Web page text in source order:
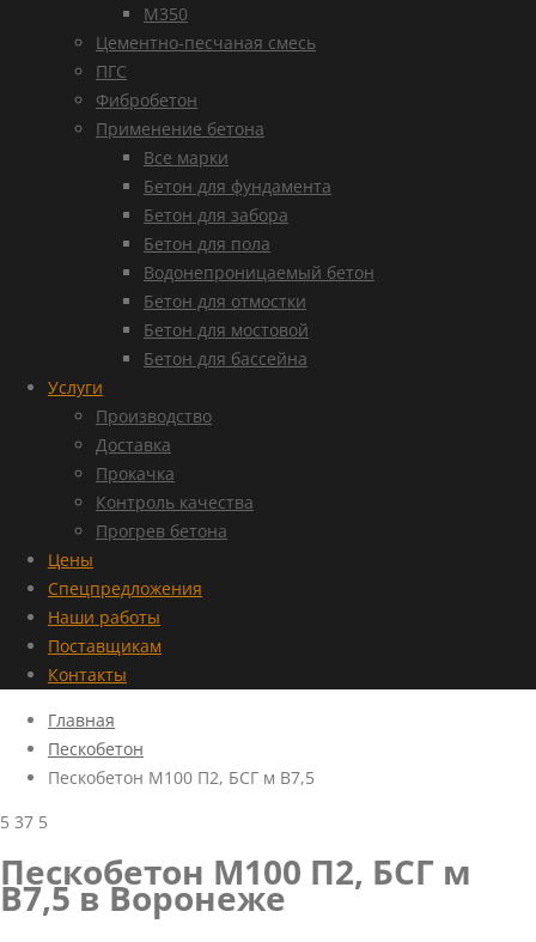
М350
Цементно-песчаная смесь
ПГС
Фибробетон
Применение бетона
Все марки
Бетон для фундамента
Бетон для забора
Бетон для пола
Водонепроницаемый бетон
Бетон для отмостки
Бетон для мостовой
Бетон для бассейна
Услуги
Производство
Доставка
Прокачка
Контроль качества
Прогрев бетона
Цены
Спецпредложения
Наши работы
Поставщикам
Контакты
Главная
Пескобетон
Пескобетон М100 П2, БСГ м В7,5
5 37 5
Пескобетон М100 П2, БСГ м
В7,5 в Воронеже